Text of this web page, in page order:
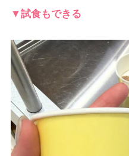
▼試食もできる